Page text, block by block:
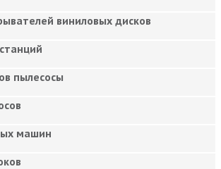
виниловых дисков
пылесосы
машин